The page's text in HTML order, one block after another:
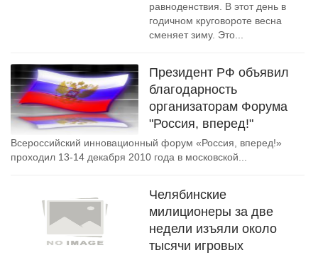
равноденствия. В этот день в
годичном круговороте весна
сменяет зиму. Это...
Президент РФ объявил
благодарность
организаторам Форума
"Россия, вперед!"
Всероссийский инновационный форум «Россия, вперед!»
проходил 13-14 декабря 2010 года в московской...
Челябинские
милиционеры за две
недели изъяли около
тысячи игровых